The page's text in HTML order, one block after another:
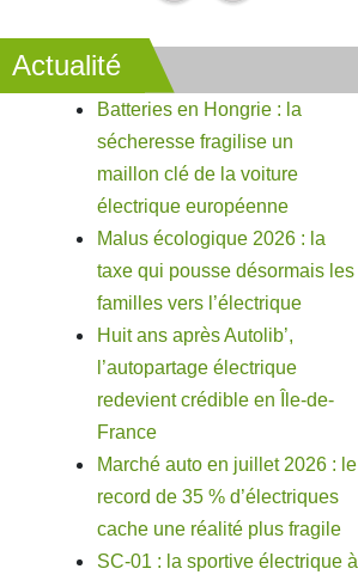
Actualité
Batteries en Hongrie : la
sécheresse fragilise un
maillon clé de la voiture
électrique européenne
Malus écologique 2026 : la
taxe qui pousse désormais les
familles vers l’électrique
Huit ans après Autolib’,
l’autopartage électrique
redevient crédible en Île-de-
France
Marché auto en juillet 2026 : le
record de 35 % d’électriques
cache une réalité plus fragile
SC-01 : la sportive électrique à